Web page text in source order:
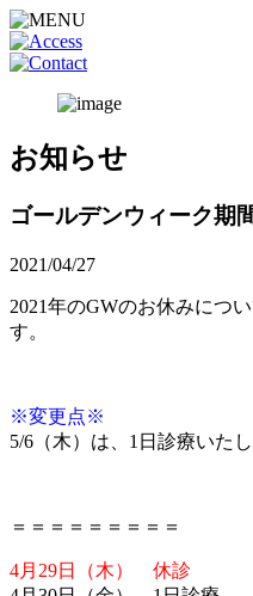
お知らせ
ゴールデンウィーク期
2021/04/27
2021年のGWのお休みにつ
す。
※変更点※
5/6（木）は、1日診療いたし
＝＝＝＝＝＝＝＝＝
4月29日（木） 休診